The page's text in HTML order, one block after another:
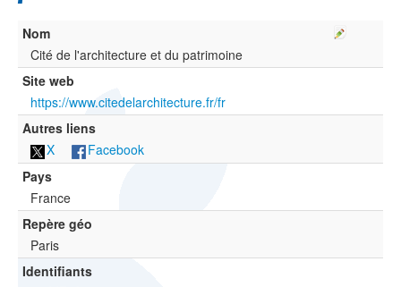
ES
?
Nom
Cité de l'architecture et du patrimoine
Site web
https://www.citedelarchitecture.fr/fr
Autres liens
X
Facebook
Pays
France
Repère géo
Paris
Identifiants